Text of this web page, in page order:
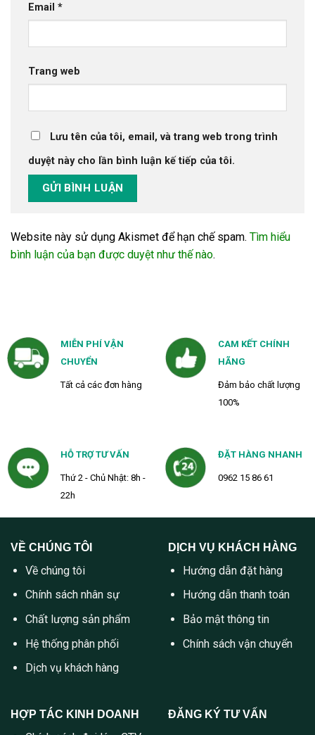
Email *
Trang web
Lưu tên của tôi, email, và trang web trong trình
duyệt này cho lần bình luận kế tiếp của tôi.
Website này sử dụng Akismet để hạn chế spam. Tìm hiểu
bình luận của bạn được duyệt như thế nào.
MIỄN PHÍ VẬN
CHUYỂN
Tất cả các đơn hàng
CAM KẾT CHÍNH
HÃNG
Đảm bảo chất lượng
100%
HỖ TRỢ TƯ VẤN
Thứ 2 - Chủ Nhật: 8h -
22h
ĐẶT HÀNG NHANH
0962 15 86 61
VỀ CHÚNG TÔI
Về chúng tôi
Chính sách nhân sự
Chất lượng sản phẩm
Hệ thống phân phối
Dịch vụ khách hàng
DỊCH VỤ KHÁCH HÀNG
Hướng dẫn đặt hàng
Hướng dẫn thanh toán
Bảo mật thông tin
Chính sách vận chuyển
HỢP TÁC KINH DOANH ĐĂNG KÝ TƯ VẤN